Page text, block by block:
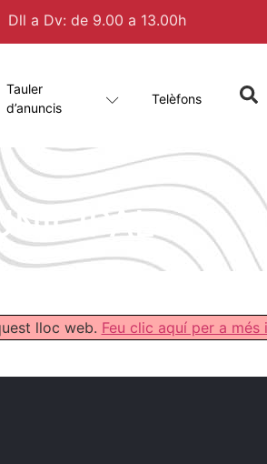
Dll a Dv: de 9.00 a 13.00h
Tauler
d’anuncis
Telèfons
lloc web. Feu clic aquí per a més